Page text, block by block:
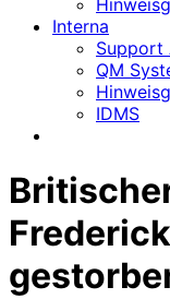
Interna
Support
QM
IDMS